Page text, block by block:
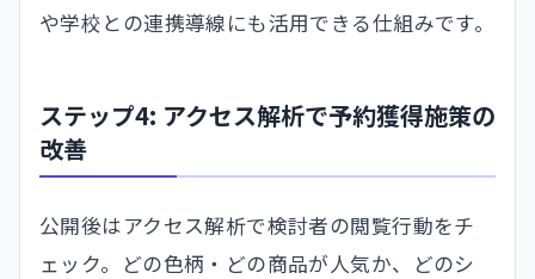
や学校との連携導線にも活用できる仕組みです。
ステップ4: アクセス解析で予約獲得施策の
改善
公開後はアクセス解析で検討者の閲覧行動をチ
ェック。どの色柄・どの商品が人気か、どのシ